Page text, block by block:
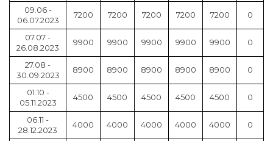
09.06 -
06.07.2023
7200 7200 7200 7200 7200 0
07.07 -
26.08.2023
9900 9900 9900 9900 9900 0
27.08 -
30.09.2023
8900 8900 8900 8900 8900 0
01.10 -
05.11.2023
4500 4500 4500 4500 4500 0
06.11 -
28.12.2023
4000 4000 4000 4000 4000 0